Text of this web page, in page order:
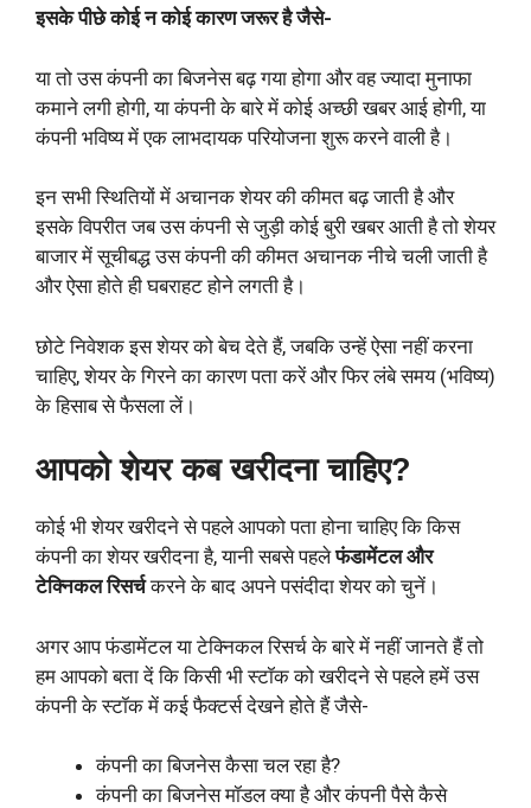
इसके पीछे कोई न कोई कारण जरूर है जैसे-
या तो उस कंपनी का बिजनेस बढ़ गया होगा और वह ज्यादा मुनाफा
कमाने लगी होगी, या कंपनी के बारे में कोई अच्छी खबर आई होगी, या
कंपनी भविष्य में एक लाभदायक परियोजना शुरू करने वाली है।
इन सभी स्थितियों में अचानक शेयर की कीमत बढ़ जाती है और
इसके विपरीत जब उस कंपनी से जुड़ी कोई बुरी खबर आती है तो शेयर
बाजार में सूचीबद्ध उस कंपनी की कीमत अचानक नीचे चली जाती है
और ऐसा होते ही घबराहट होने लगती है।
छोटे निवेशक इस शेयर को बेच देते हैं, जबकि उन्हें ऐसा नहीं करना
चाहिए, शेयर के गिरने का कारण पता करें और फिर लंबे समय (भविष्य)
के हिसाब से फैसला लें।
आपको शेयर कब खरीदना चाहिए?
कोई भी शेयर खरीदने से पहले आपको पता होना चाहिए कि किस
कंपनी का शेयर खरीदना है, यानी सबसे पहलेफंडामेंटल और
टेक्निकल रिसर्चकरने के बाद अपने पसंदीदा शेयर को चुनें।
अगर आप फंडामेंटल या टेक्निकल रिसर्च के बारे में नहीं जानते हैं तो
हम आपको बता दें कि किसी भी स्टॉक को खरीदने से पहले हमें उस
कंपनी के स्टॉक में कई फैक्टर्स देखने होते हैं जैसे-
कंपनी का बिजनेस कैसा चल रहा है?
कंपनी का बिजनेस मॉडल क्या है और कंपनी पैसे कैसे